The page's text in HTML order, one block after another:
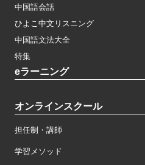
中国語会話
ひよこ中文リスニング
中国語文法大全
特集
eラーニング
オンラインスクール
担任制・講師
学習メソッド